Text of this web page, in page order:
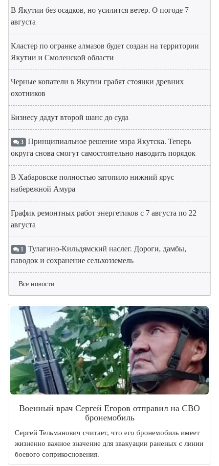
В Якутии без осадков, но усилится ветер. О погоде 7
августа
Кластер по огранке алмазов будет создан на территории
Якутии и Смоленской области
Черные копатели в Якутии грабят стоянки древних
охотников
Бизнесу дадут второй шанс до суда
3 Принципиальное решение мэра Якутска. Теперь
округа снова смогут самостоятельно наводить порядок
В Хабаровске полностью затопило нижний ярус
набережной Амура
График ремонтных работ энергетиков с 7 августа по 22
августа
1 Тулагино-Кильдямский наслег. Дороги, дамбы,
паводок и сохранение сельхозземель
Все новости
Военный врач Сергей Егоров отправил на СВО
бронемобиль
Сергей Тельманович считает, что его бронемобиль имеет
жизненно важное значение для эвакуации раненых с линии
боевого соприкосновения.